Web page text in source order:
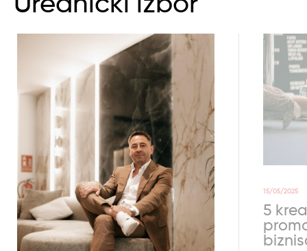
15/05/2025
5